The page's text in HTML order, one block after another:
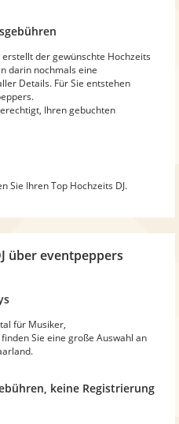
der gewünschte Hochzeits
darin nochmals eine
Details. Für Sie entstehen
Ihren gebuchten
Sie Ihren Top Hochzeits DJ.
über eventpeppers
für Musiker,
Sie eine große Auswahl an
keine Registrierung